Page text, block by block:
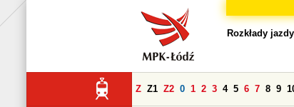
Rozkłady jazdy
Z Z1 Z2 0 1 2 3 4 5 6 7 8 9